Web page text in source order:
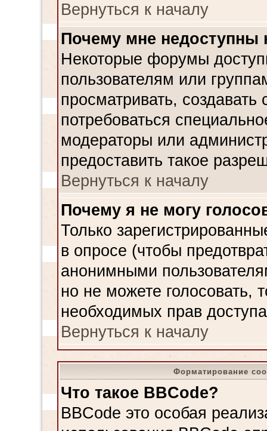
Вернуться к началу
Почему мне
Некоторые форумы
пользователям или
просматривать,
потребоваться
модераторы или
предоставить такое
Вернуться к началу
Почему я не могу
Только
в опросе (чтобы
анонимными
но не можете голосовать,
необходимых прав
Вернуться к началу
Форматирование
Что такое BBCode?
BBCode это особая